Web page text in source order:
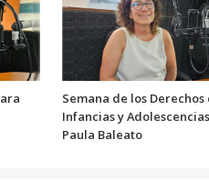
Semana de los Derechos
Infancias y
Paula Baleato